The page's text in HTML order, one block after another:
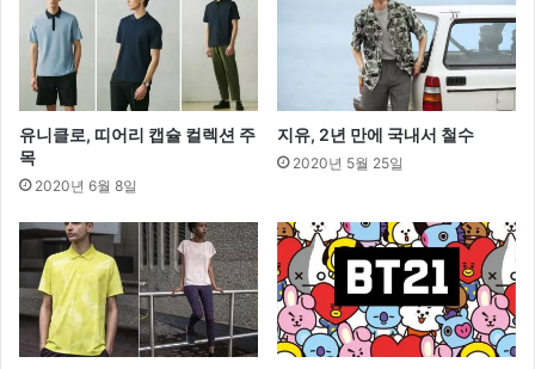
유니클로, 띠어리 캡슐 컬렉션 주
목
2020년 6월 8일
지유, 2년 만에 국내서 철수
2020년 5월 25일